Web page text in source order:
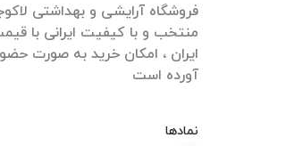
فروشگاه آرایشی و بهداشتی
منتخب و با کیفیت ایرانی با
ایران ، امکان خرید به صورت
آورده است
نمادها